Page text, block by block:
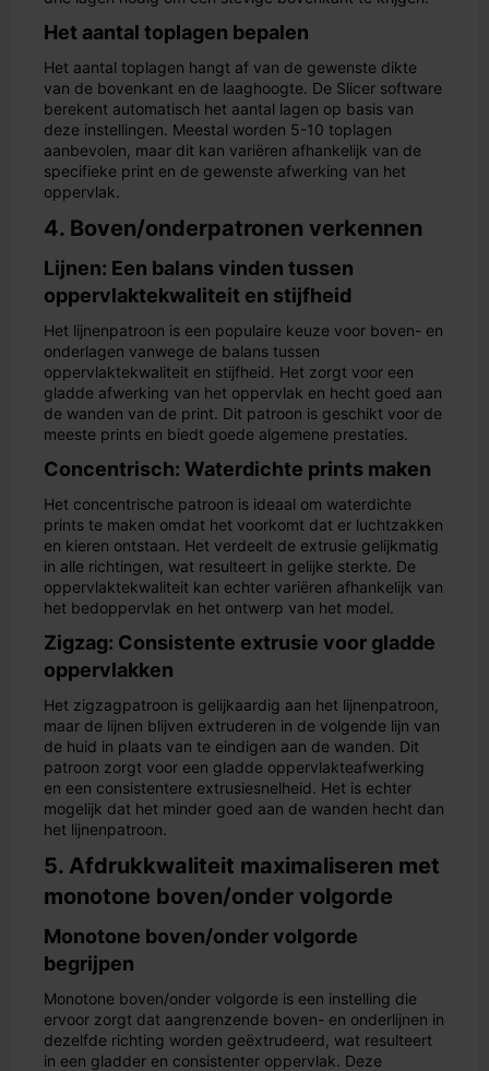
Het aantal toplagen bepalen
Het aantal toplagen hangt af van de gewenste dikte
van de bovenkant en de laaghoogte. De Slicer software
berekent automatisch het aantal lagen op basis van
deze instellingen. Meestal worden 5-10 toplagen
aanbevolen, maar dit kan variëren afhankelijk van de
specifieke print en de gewenste afwerking van het
oppervlak.
4. Boven/onderpatronen verkennen
Lijnen: Een balans vinden tussen
oppervlaktekwaliteit en stijfheid
Het lijnenpatroon is een populaire keuze voor boven- en
onderlagen vanwege de balans tussen
oppervlaktekwaliteit en stijfheid. Het zorgt voor een
gladde afwerking van het oppervlak en hecht goed aan
de wanden van de print. Dit patroon is geschikt voor de
meeste prints en biedt goede algemene prestaties.
Concentrisch: Waterdichte prints maken
Het concentrische patroon is ideaal om waterdichte
prints te maken omdat het voorkomt dat er luchtzakken
en kieren ontstaan. Het verdeelt de extrusie gelijkmatig
in alle richtingen, wat resulteert in gelijke sterkte. De
oppervlaktekwaliteit kan echter variëren afhankelijk van
het bedoppervlak en het ontwerp van het model.
Zigzag: Consistente extrusie voor gladde
oppervlakken
Het zigzagpatroon is gelijkaardig aan het lijnenpatroon,
maar de lijnen blijven extruderen in de volgende lijn van
de huid in plaats van te eindigen aan de wanden. Dit
patroon zorgt voor een gladde oppervlakteafwerking
en een consistentere extrusiesnelheid. Het is echter
mogelijk dat het minder goed aan de wanden hecht dan
het lijnenpatroon.
5. Afdrukkwaliteit maximaliseren met
monotone boven/onder volgorde
Monotone boven/onder volgorde
begrijpen
Monotone boven/onder volgorde is een instelling die
ervoor zorgt dat aangrenzende boven- en onderlijnen in
dezelfde richting worden geëxtrudeerd, wat resulteert
in een gladder en consistenter oppervlak. Deze